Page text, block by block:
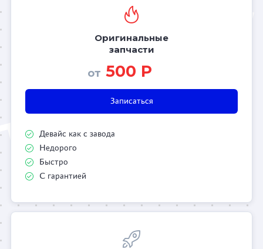
Оригинальные
запчасти
от 500 Р
Записаться
Девайс как с завода
Недорого
Быстро
С гарантией